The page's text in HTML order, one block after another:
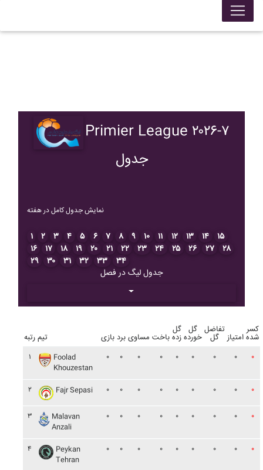
Primier League ۲۰۲۶-۷
جدول
نمایش جدول کامل در هفته
۱ ۲ ۳ ۴ ۵ ۶ ۷ ۸ ۹ ۱۰ ۱۱ ۱۲ ۱۳ ۱۴
۱۵
۱۶
۱۷ ۱۸ ۱۹ ۲۰ ۲۱ ۲۲ ۲۳ ۲۴ ۲۵ ۲۶ ۲۷
۲۸
۲۹
۳۰ ۳۱ ۳۲ ۳۳
۳۴
جدول لیگ در فصل
رتبه تیم بازی برد مساوی باخت
گل
زده
گل
خورده
تفاضل
گل امتیاز
کسر
شده
۱
Foolad
Khouzestan
۰ ۰ ۰ ۰ ۰ ۰ ۰ ۰ ۰
۲ Fajr Sepasi ۰ ۰ ۰ ۰ ۰ ۰ ۰ ۰ ۰
۳
Malavan
Anzali
۰ ۰ ۰ ۰ ۰ ۰ ۰ ۰ ۰
۴
Peykan
Tehran
۰ ۰ ۰ ۰ ۰ ۰ ۰ ۰ ۰